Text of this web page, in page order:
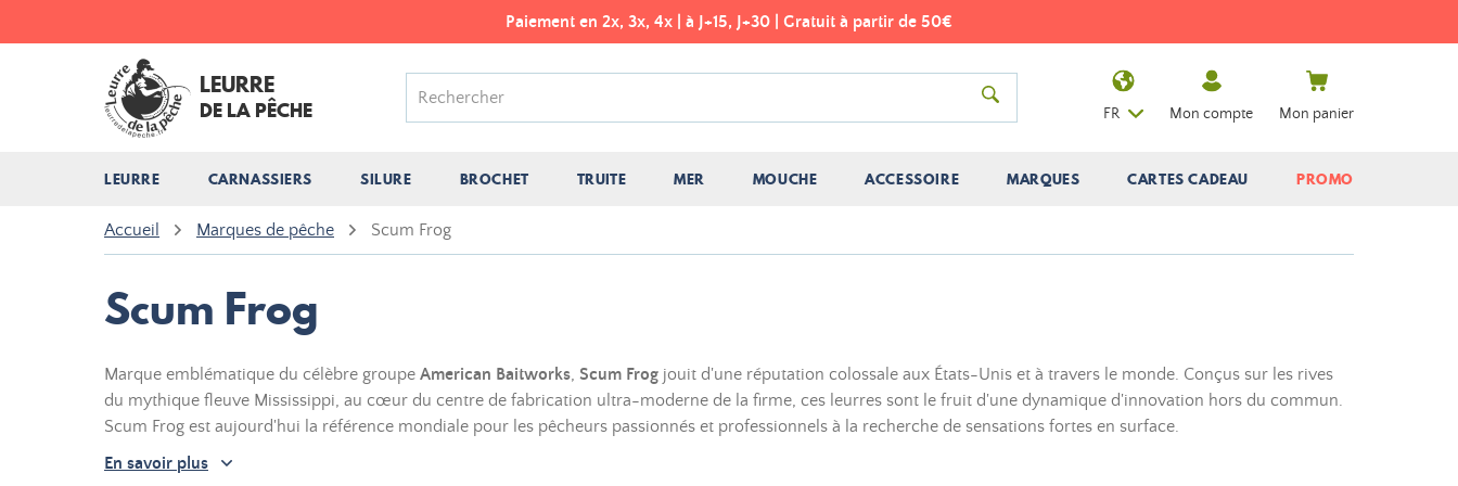
Paiement en 2x, 3x, 4x | à J+15, J+30 | Gratuit à partir de 50€
LEURRE
DE LA PÊCHE
LEURRE CARNASSIERS SILURE BROCHET TRUITE MER MOUCHE ACCESSOIRE MARQUES CARTES CADEAU PROMO
FR Mon compte Mon panier
Accueil Marques de pêche Scum Frog
Scum Frog
Marque emblématique du célèbre groupe American Baitworks, Scum Frog jouit d'une réputation colossale aux États-Unis et à travers le monde. Conçus sur les rives
du mythique fleuve Mississippi, au cœur du centre de fabrication ultra-moderne de la firme, ces leurres sont le fruit d'une dynamique d'innovation hors du commun.
Scum Frog est aujourd'hui la référence mondiale pour les pêcheurs passionnés et professionnels à la recherche de sensations fortes en surface.
En savoir plus